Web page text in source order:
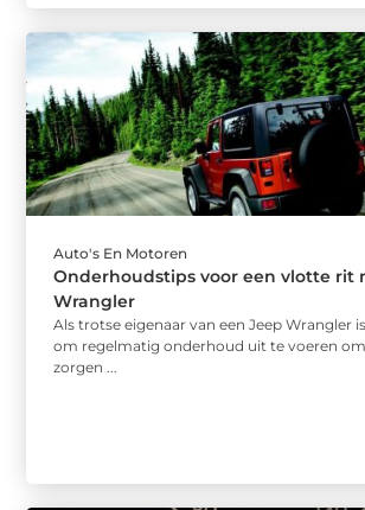
Auto's En Motoren
Onderhoudstips voor een vlotte rit
Wrangler
Als trotse eigenaar van een Jeep Wrangler
om regelmatig onderhoud uit te voeren
zorgen ...